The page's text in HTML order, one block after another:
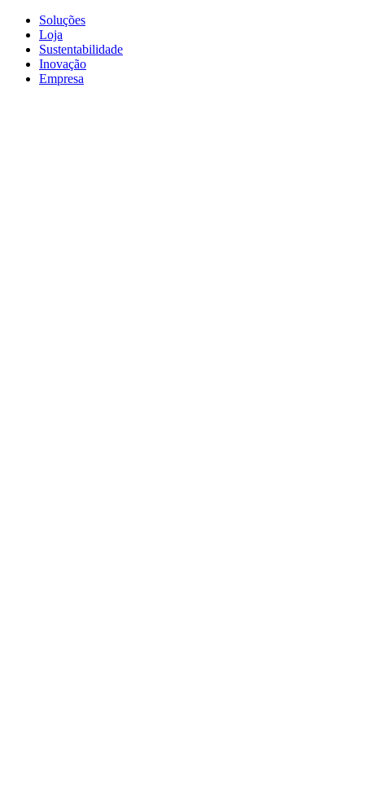
Soluções
Loja
Sustentabilidade
Inovação
Empresa